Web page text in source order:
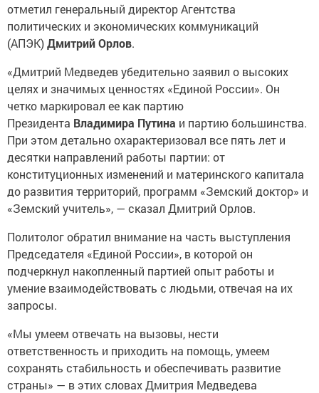
отметил генеральный директор Агентства
политических и экономических коммуникаций
(АПЭК)Дмитрий Орлов.
«Дмитрий Медведев убедительно заявил о высоких
целях и значимых ценностях «Единой России». Он
четко маркировал ее как партию
Президента Владимира Путина и партию большинства.
При этом детально охарактеризовал все пять лет и
десятки направлений работы партии: от
конституционных изменений и материнского капитала
до развития территорий, программ «Земский доктор» и
«Земский учитель», — сказал Дмитрий Орлов.
Политолог обратил внимание на часть выступления
Председателя «Единой России», в которой он
подчеркнул накопленный партией опыт работы и
умение взаимодействовать с людьми, отвечая на их
запросы.
«Мы умеем отвечать на вызовы, нести
ответственность и приходить на помощь, умеем
сохранять стабильность и обеспечивать развитие
страны» — в этих словах Дмитрия Медведева